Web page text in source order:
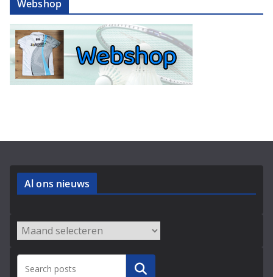
Webshop
Al ons nieuws
Archieven
Zoeken